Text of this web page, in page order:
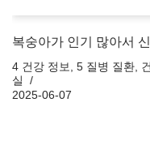
복숭아가 인기 많아서
4 건강 정보 5 질병 질환
실
2025-06-07